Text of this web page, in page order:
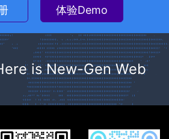
体验Demo
is New-Gen Web